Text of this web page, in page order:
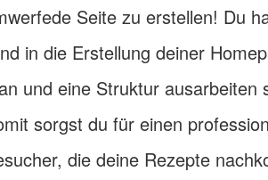
Seite zu erstellen! Du
in die Erstellung deiner
und eine Struktur ausarbeiten
sorgst du für einen
die deine Rezepte